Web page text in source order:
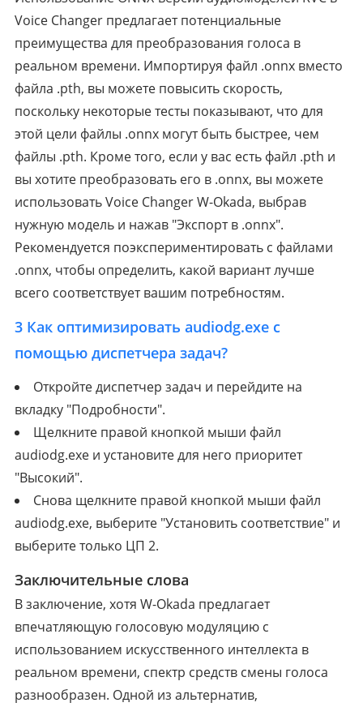
Voice Changer предлагает потенциальные
преимущества для преобразования голоса в
реальном времени. Импортируя файл .onnx вместо
файла .pth, вы можете повысить скорость,
поскольку некоторые тесты показывают, что для
этой цели файлы .onnx могут быть быстрее, чем
файлы .pth. Кроме того, если у вас есть файл .pth и
вы хотите преобразовать его в .onnx, вы можете
использовать Voice Changer W-Okada, выбрав
нужную модель и нажав "Экспорт в .onnx".
Рекомендуется поэкспериментировать с файлами
.onnx, чтобы определить, какой вариант лучше
всего соответствует вашим потребностям.
3 Как оптимизировать audiodg.exe с
помощью диспетчера задач?
Откройте диспетчер задач и перейдите на
вкладку "Подробности".
Щелкните правой кнопкой мыши файл
audiodg.exe и установите для него приоритет
"Высокий".
Снова щелкните правой кнопкой мыши файл
audiodg.exe, выберите "Установить соответствие" и
выберите только ЦП 2.
Заключительные слова
В заключение, хотя W-Okada предлагает
впечатляющую голосовую модуляцию с
использованием искусственного интеллекта в
реальном времени, спектр средств смены голоса
разнообразен. Одной из альтернатив,